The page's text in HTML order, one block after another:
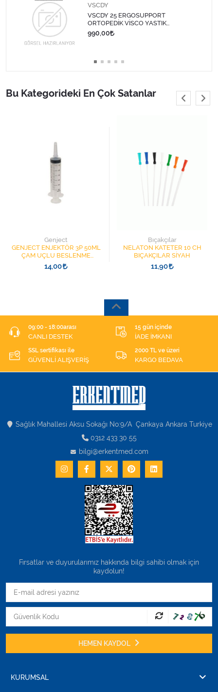
Tıbbi Tekstil Ürünleri
Varis Çorapları
VSCDY
VSCDY 25 ERGOSUPPORT
ORTOPEDİK VİSCO YASTIK
60X40X12/14 EKRU GRİ VSC 203
990,00
Bu Kategorideki En Çok Satanlar
Genject
GENJECT ENJEKTÖR 3P 50ML
ÇAM UÇLU BESLENME
ŞIRINGASI 1852412 KATATER
UÇLU
14,00
Bıçakçılar
NELATON KATETER 10 CH
BIÇAKÇILAR SİYAH
11,90
09:00 - 18:00arası
CANLI DESTEK
15 gün içinde
İADE İMKANI
SSL sertifikası ile
GÜVENLİ ALIŞVERİŞ
2000 TL ve üzeri
KARGO BEDAVA
Sağlık Mahallesi Aksu Sokağı No:9/A Çankaya Ankara Turkiye
0312 433 30 55
bilgi@erkentmed.com
Fırsatlar ve duyurularımız hakkında bilgi sahibi olmak için
kaydolun!
HEMEN KAYDOL
KURUMSAL